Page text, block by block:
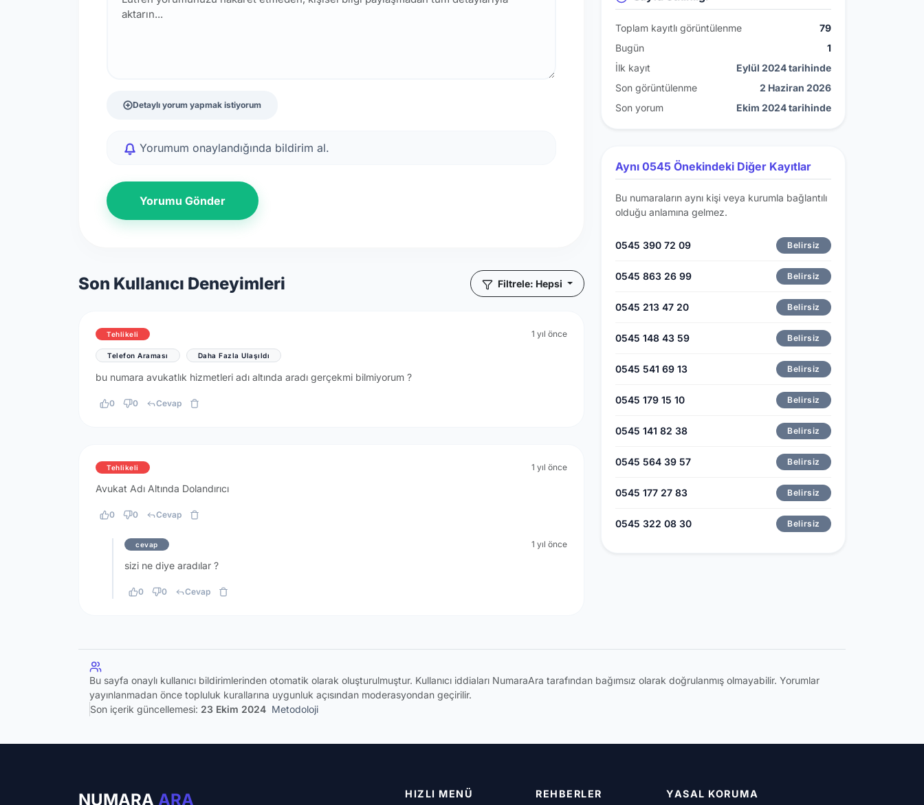
Detaylı yorum yapmak istiyorum
Yorumum onaylandığında bildirim al.
Yorumu Gönder
Son Kullanıcı Deneyimleri Filtrele: Hepsi
Tehlikeli 1 yıl önce
Telefon Araması Daha Fazla Ulaşıldı
bu numara avukatlık hizmetleri adı altında aradı gerçekmi bilmiyorum ?
0 0 Cevap
Tehlikeli 1 yıl önce
Avukat Adı Altında Dolandırıcı
0 0 Cevap
cevap 1 yıl önce
sizi ne diye aradılar ?
0 0 Cevap
Toplam kayıtlı görüntülenme
79
Bugün
1
İlk kayıt
Eylül 2024 tarihinde
Son görüntülenme
2 Haziran 2026
Son yorum
Ekim 2024 tarihinde
Aynı 0545 Önekindeki Diğer Kayıtlar
Bu numaraların aynı kişi veya kurumla bağlantılı
olduğu anlamına gelmez.
0545 390 72 09 Belirsiz
0545 863 26 99 Belirsiz
0545 213 47 20 Belirsiz
0545 148 43 59 Belirsiz
0545 541 69 13 Belirsiz
0545 179 15 10 Belirsiz
0545 141 82 38 Belirsiz
0545 564 39 57 Belirsiz
0545 177 27 83 Belirsiz
0545 322 08 30 Belirsiz
Bu sayfa onaylı kullanıcı bildirimlerinden otomatik olarak oluşturulmuştur. Kullanıcı iddiaları NumaraAra tarafından bağımsız olarak doğrulanmış olmayabilir. Yorumlar
yayınlanmadan önce topluluk kurallarına uygunluk açısından moderasyondan geçirilir.
Son içerik güncellemesi: 23 Ekim 2024 Metodoloji
NUMARA ARA HIZLI MENÜ REHBERLER YASAL KORUMA